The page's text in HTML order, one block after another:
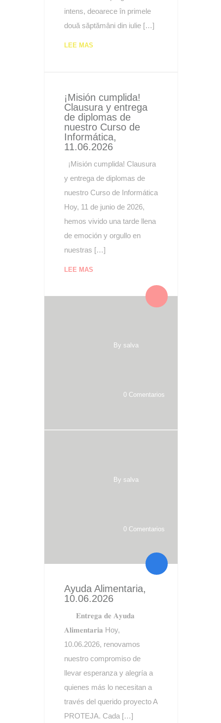
intens, deoarece în primele
două săptămâni din iulie […]
LEE MAS
¡Misión cumplida!
Clausura y entrega
de diplomas de
nuestro Curso de
Informática,
11.06.2026
¡Misión cumplida! Clausura
y entrega de diplomas de
nuestro Curso de Informática
Hoy, 11 de junio de 2026,
hemos vivido una tarde llena
de emoción y orgullo en
nuestras […]
LEE MAS
By salva
0 Comentarios
By salva
0 Comentarios
Ayuda Alimentaria,
10.06.2026
𝐄𝐧𝐭𝐫𝐞𝐠𝐚 𝐝𝐞 𝐀𝐲𝐮𝐝𝐚
𝐀𝐥𝐢𝐦𝐞𝐧𝐭𝐚𝐫𝐢𝐚 Hoy,
10.06.2026, renovamos
nuestro compromiso de
llevar esperanza y alegría a
quienes más lo necesitan a
través del querido proyecto A
PROTEJA. Cada […]